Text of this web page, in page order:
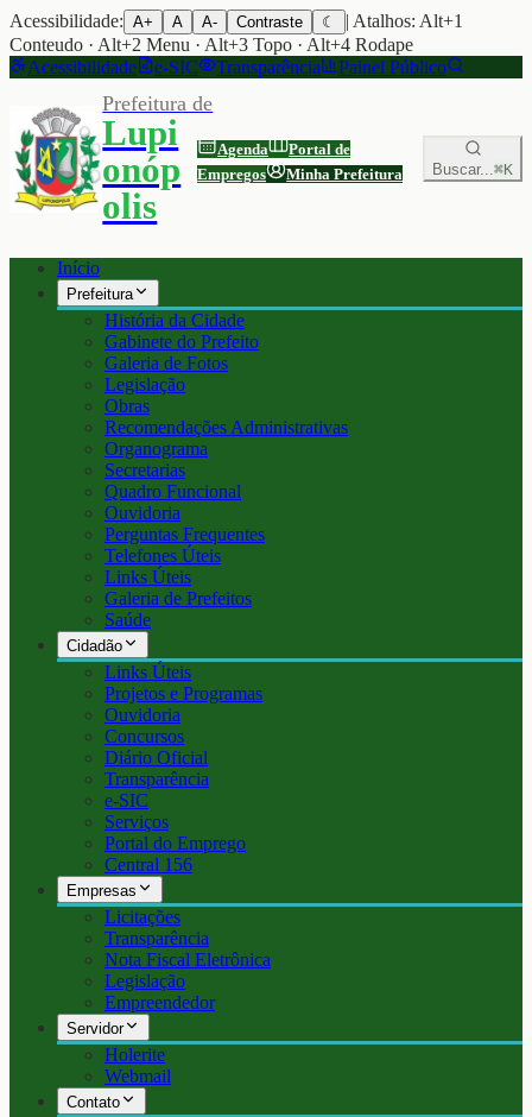
Acessibilidade: A+ A A- Contraste ☾
| Atalhos: Alt+1
Conteudo · Alt+2 Menu · Alt+3 Topo · Alt+4 Rodape
Acessibilidade
e-SIC Transparência Painel Público
Prefeitura de
Lupi
onóp
olis
Agenda
Portal de
Empregos
Minha Prefeitura Buscar...⌘K
Início
Prefeitura
História da Cidade
Gabinete do Prefeito
Galeria de Fotos
Legislação
Obras
Recomendações Administrativas
Organograma
Secretarias
Quadro Funcional
Ouvidoria
Perguntas Frequentes
Telefones Úteis
Links Úteis
Galeria de Prefeitos
Saúde
Cidadão
Links Úteis
Projetos e Programas
Ouvidoria
Concursos
Diário Oficial
Transparência
e-SIC
Serviços
Portal do Emprego
Central 156
Empresas
Licitações
Transparência
Nota Fiscal Eletrônica
Legislação
Empreendedor
Servidor
Holerite
Webmail
Contato